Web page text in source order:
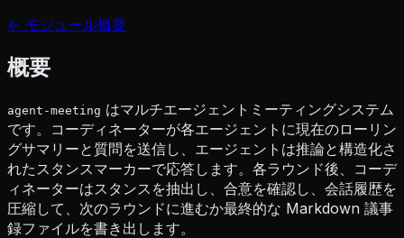
← モジュール概要
概要
agent-meeting はマルチエージェントミーティングシステム
です。コーディネーターが各エージェントに現在のローリン
グサマリーと質問を送信し、エージェントは推論と構造化さ
れたスタンスマーカーで応答します。各ラウンド後、コーデ
ィネーターはスタンスを抽出し、合意を確認し、会話履歴を
圧縮して、次のラウンドに進むか最終的な Markdown 議事
録ファイルを書き出します。